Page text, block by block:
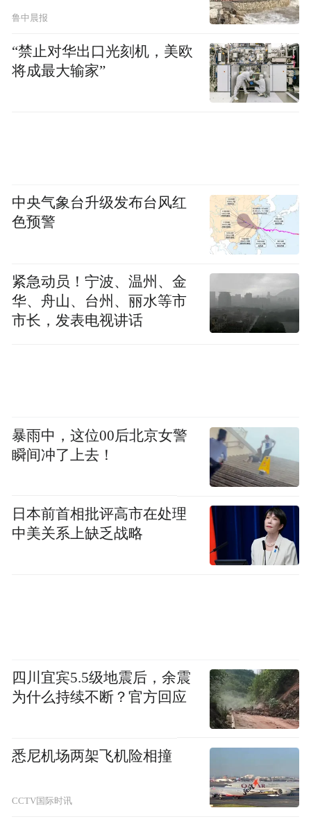
鲁中晨报
“禁止对华出口光刻机，美欧
将成最大输家”
中央气象台升级发布台风红
色预警
紧急动员！宁波、温州、金
华、舟山、台州、丽水等市
市长，发表电视讲话
暴雨中，这位00后北京女警
瞬间冲了上去！
日本前首相批评高市在处理
中美关系上缺乏战略
四川宜宾5.5级地震后，余震
为什么持续不断？官方回应
悉尼机场两架飞机险相撞
CCTV国际时讯